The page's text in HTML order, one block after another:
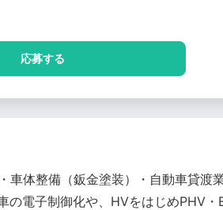
応募する
体整備（鈑金塗装）・自動車貸渡
電子制御化や、HVをはじめPHV